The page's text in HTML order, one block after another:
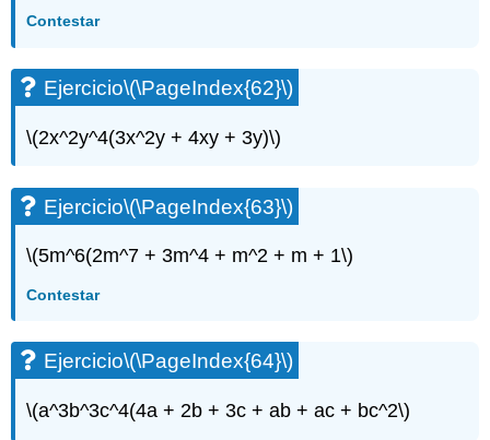
Contestar
Ejercicio\(\PageIndex{62}\)
\(2x^2y^4(3x^2y + 4xy + 3y)\)
Ejercicio\(\PageIndex{63}\)
\(5m^6(2m^7 + 3m^4 + m^2 + m + 1\)
Contestar
Ejercicio\(\PageIndex{64}\)
\(a^3b^3c^4(4a + 2b + 3c + ab + ac + bc^2\)